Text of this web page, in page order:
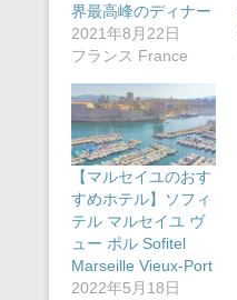
界最高峰のディナー
2021年8月22日
フランス France
【マルセイユのおす
すめホテル】ソフィ
テル マルセイユ ヴ
ュー ポル Sofitel
Marseille Vieux-Port
2022年5月18日